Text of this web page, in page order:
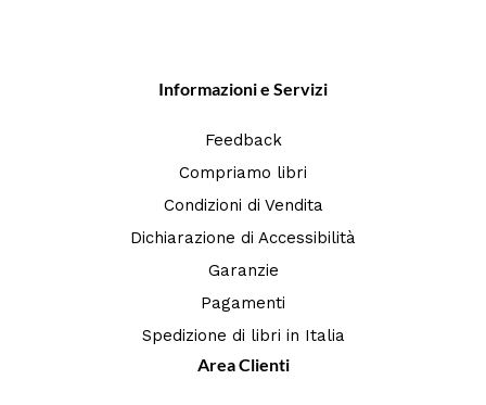
Informazioni e Servizi
Feedback
Compriamo libri
Condizioni di Vendita
Dichiarazione di Accessibilità
Garanzie
Pagamenti
Spedizione di libri in Italia
Area Clienti